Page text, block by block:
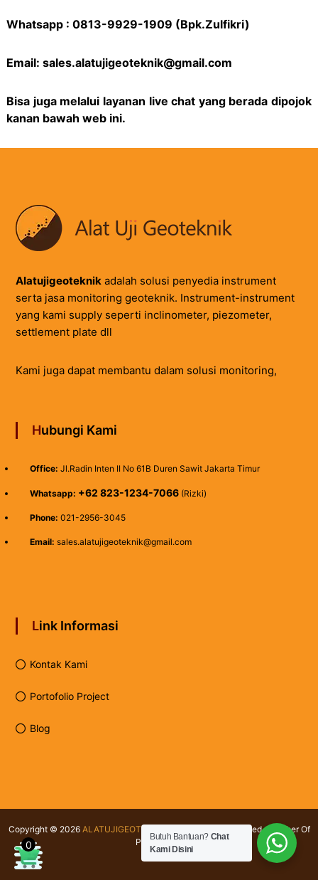
Whatsapp : 0813-9929-1909 (Bpk.Zulfikri)
Email: sales.alatujigeoteknik@gmail.com
Bisa juga melalui layanan live chat yang berada dipojok
kanan bawah web ini.
Alatujigeoteknikadalah solusi penyedia instrument
serta jasa monitoring geoteknik. Instrument-instrument
yang kami supply seperti inclinometer, piezometer,
settlement plate dll
Kami juga dapat membantu dalam solusi monitoring,
Hubungi Kami
Office: Jl.Radin Inten II No 61B Duren Sawit Jakarta Timur
Whatsapp: +62 823-1234-7066(Rizki)
Phone: 021-2956-3045
Email: sales.alatujigeoteknik@gmail.com
Link Informasi
Kontak Kami
Portofolio Project
Blog
Copyright © 2026 ALATUJIGEOTEKNIK.COM
All rights reserved. Member Of
PT Testindo
Butuh Bantuan? Chat
Kami Disini
0